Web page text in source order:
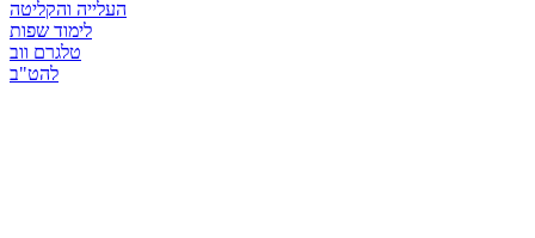
העלייה והקליטה
לימוד שפות
טלגרם ווב
להט"ב